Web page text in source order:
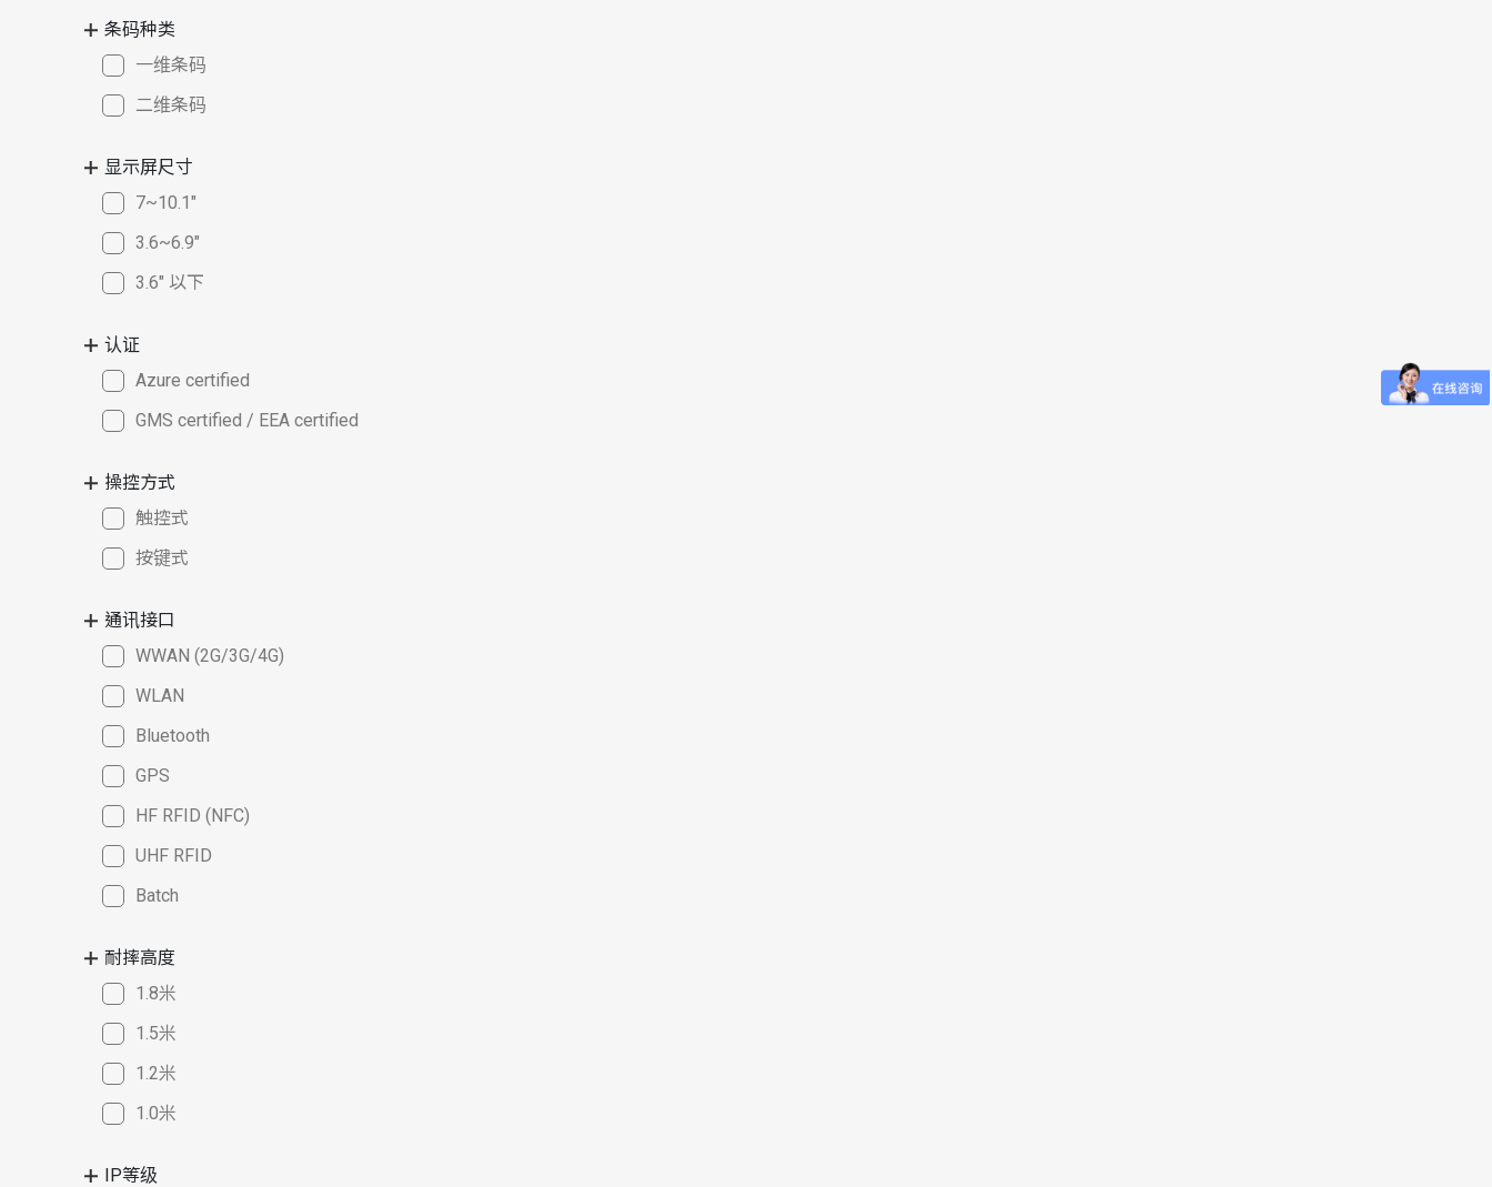
条码种类
一维条码
二维条码
显示屏尺寸
7~10.1"
3.6~6.9"
3.6" 以下
认证
Azure certified
GMS certified / EEA certified
操控方式
触控式
按键式
通讯接口
WWAN (2G/3G/4G)
WLAN
Bluetooth
GPS
HF RFID (NFC)
UHF RFID
Batch
耐摔高度
1.8米
1.5米
1.2米
1.0米
IP等级